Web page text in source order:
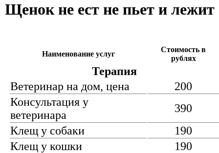
Щенок не ест не пьет и лежит
Наименование услуг
Стоимость в
рублях
Терапия
Ветеринар на дом, цена
200
Консультация у
ветеринара
390
Клещ у собаки
190
Клещ у кошки
190